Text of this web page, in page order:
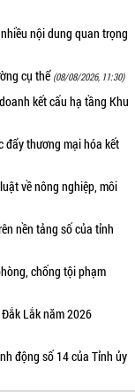
nội dung quan trọng
cụ thể(08/08/2026, 11:30)
kết cấu hạ tầng Khu
đẩy thương mại hóa kết
về nông nghiệp, môi
nền tảng số của tỉnh
chống tội phạm
Lắk năm 2026
động số 14 của Tỉnh ủy